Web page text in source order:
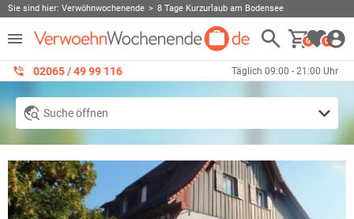
Sie sind hier: Verwöhnwochenende 8 Tage Kurzurlaub am Bodensee
0 0
02065 / 49 ‌99 116 Täglich 09:00 - 21:00 Uhr
Suche öffnen